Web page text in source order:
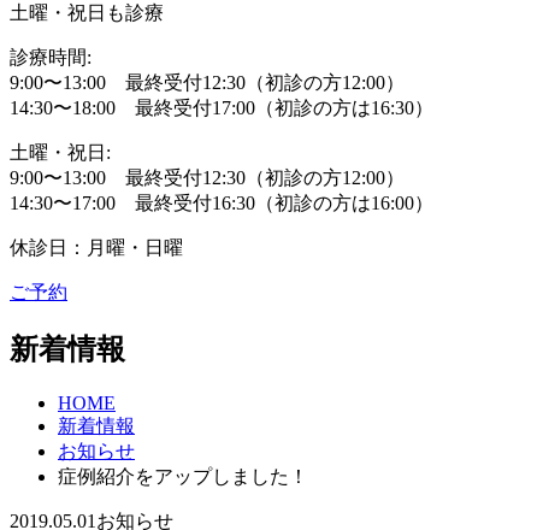
土曜・祝日も診療
診療時間:
9:00〜13:00 最終受付12:30（初診の方12:00）
14:30〜18:00 最終受付17:00（初診の方は16:30）
土曜・祝日:
9:00〜13:00 最終受付12:30（初診の方12:00）
14:30〜17:00 最終受付16:30（初診の方は16:00）
休診日：月曜・日曜
ご予約
新着情報
HOME
新着情報
お知らせ
症例紹介をアップしました！
2019.05.01 お知らせ